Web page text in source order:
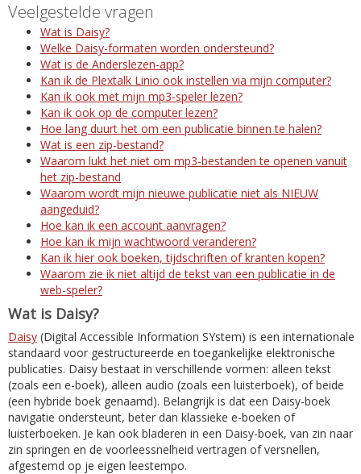
Veelgestelde vragen
Wat is Daisy?
Welke Daisy-formaten worden ondersteund?
Wat is de Anderslezen-app?
Kan ik de Plextalk Linio ook instellen via mijn computer?
Kan ik ook met mijn mp3-speler lezen?
Kan ik ook op de computer lezen?
Hoe lang duurt het om een publicatie binnen te halen?
Wat is een zip-bestand?
Waarom lukt het niet om mp3-bestanden te openen vanuit
het zip-bestand
Waarom wordt mijn nieuwe publicatie niet als NIEUW
aangeduid?
Hoe kan ik een account aanvragen?
Hoe kan ik mijn wachtwoord veranderen?
Kan ik hier ook boeken, tijdschriften of kranten kopen?
Waarom zie ik niet altijd de tekst van een publicatie in de
web-speler?
Wat is Daisy?
Daisy (Digital Accessible Information SYstem) is een internationale
standaard voor gestructureerde en toegankelijke elektronische
publicaties. Daisy bestaat in verschillende vormen: alleen tekst
(zoals een e-boek), alleen audio (zoals een luisterboek), of beide
(een hybride boek genaamd). Belangrijk is dat een Daisy-boek
navigatie ondersteunt, beter dan klassieke e-boeken of
luisterboeken. Je kan ook bladeren in een Daisy-boek, van zin naar
zin springen en de voorleessnelheid vertragen of versnellen,
afgestemd op je eigen leestempo.